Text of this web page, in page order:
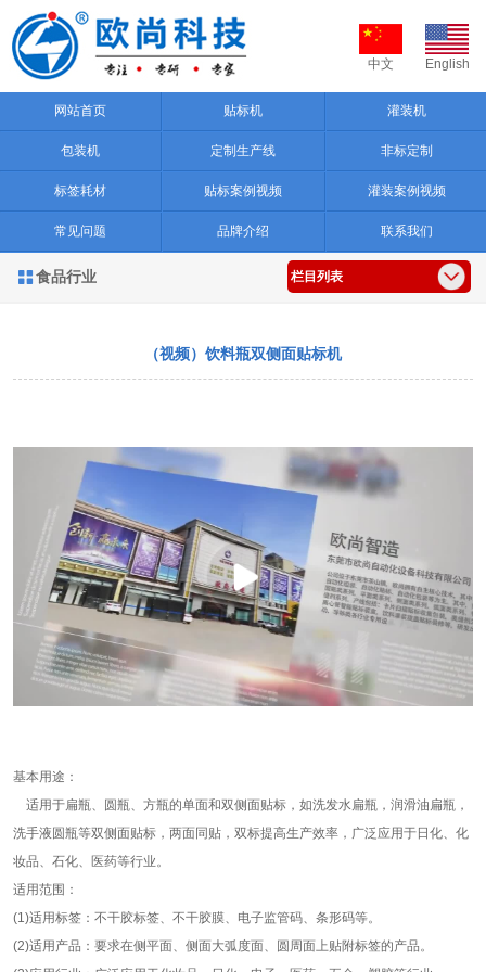
中文 English
网站首页 贴标机 灌装机
包装机 定制生产线 非标定制
标签耗材 贴标案例视频 灌装案例视频
常见问题 品牌介绍 联系我们
 食品行业 栏目列表
（视频）饮料瓶双侧面贴标机
基本用途：
适用于扁瓶、圆瓶、方瓶的单面和双侧面贴标，如洗发水扁瓶，润滑油扁瓶，
洗手液圆瓶等双侧面贴标，两面同贴，双标提高生产效率，广泛应用于日化、化
妆品、石化、医药等行业。
适用范围：
(1)适用标签：不干胶标签、不干胶膜、电子监管码、条形码等。
(2)适用产品：要求在侧平面、侧面大弧度面、圆周面上贴附标签的产品。